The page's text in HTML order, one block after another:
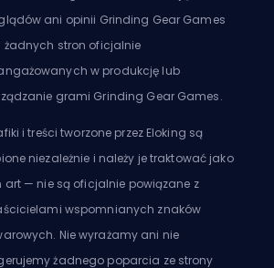
ani opinii Grinding Gear Games
żadnych stron oficjalnie
w produkcję lub
grami Grinding Gear Games.
i treści tworzone przez Eloking są
niezależnie i należy je traktować jako
art — nie są oficjalnie powiązane z
wspomnianych znaków
Nie wyrażamy ani nie
żadnego poparcia ze strony